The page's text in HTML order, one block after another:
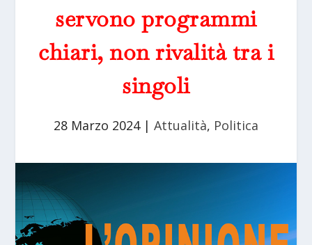
servono programmi
chiari, non rivalità tra i
singoli
28 Marzo 2024| Attualità, Politica